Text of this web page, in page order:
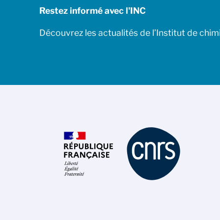
Restez informé avec l'INC
Découvrez les actualités de l’Institut de